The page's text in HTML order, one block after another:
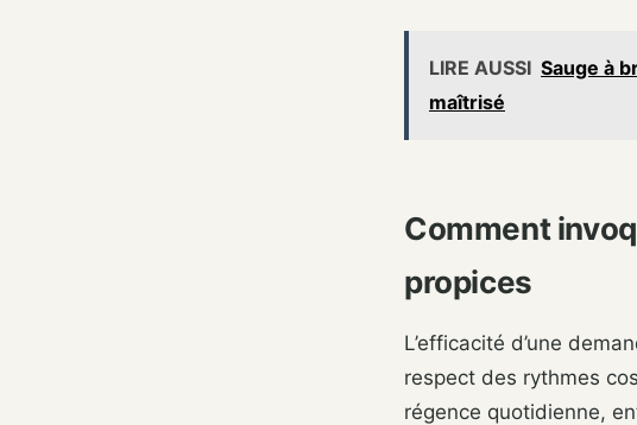
LIRE AUSSI Sauge à
maîtrisé
Comment
propices
L’efficacité d’une
respect des rythmes
régence quotidienne,